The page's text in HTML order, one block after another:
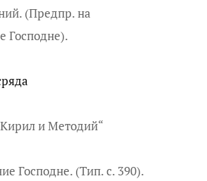
(Предпр. на
Господне).
и Методий“
Господне. (Тип. с. 390).